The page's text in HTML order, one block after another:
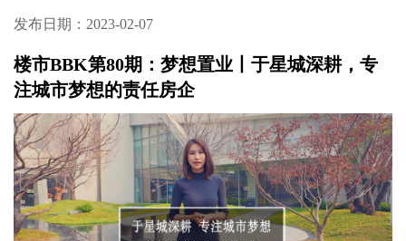
发布日期：2023-02-07
楼市BBK第80期：梦想置业丨于星城深耕，专
注城市梦想的责任房企